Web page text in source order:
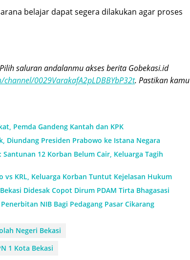
belajar dapat segera dilakukan agar proses
saluran andalanmu akses berita Gobekasi.id
0029VarakafA2pLDBBYbP32t. Pastikan kamu
Pemda Gandeng Kantah dan KPK
Diundang Presiden Prabowo ke Istana Negara
12 Korban Belum Cair, Keluarga Tagih
vs KRL, Keluarga Korban Tuntut Kejelasan Hukum
Didesak Copot Dirum PDAM Tirta Bhagasasi
NIB Bagi Pedagang Pasar Cikarang
Negeri Bekasi
1 Kota Bekasi